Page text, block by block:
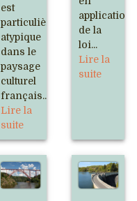
est
particulièrement
atypique
dans le
paysage
culturel
français...
Lire la
suite
application
de la
loi...
Lire la
suite